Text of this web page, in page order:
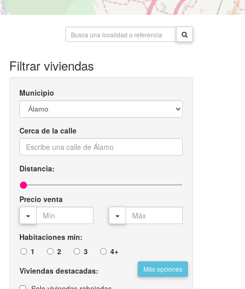
Filtrar viviendas
Municipio
Cerca de la calle
Distancia:
Precio venta
Habitaciones mín:
1
2 3 4+
Más opciones
Viviendas destacadas: